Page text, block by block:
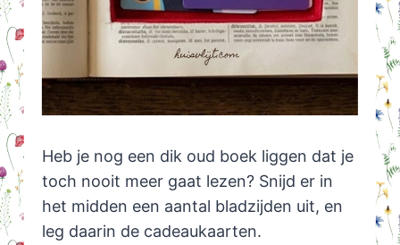
Heb je nog een dik oud boek liggen dat je
toch nooit meer gaat lezen? Snijd er in
het midden een aantal bladzijden uit, en
leg daarin de cadeaukaarten.